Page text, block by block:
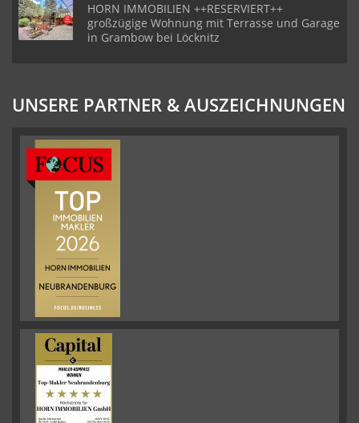
HORN IMMOBILIEN ++RESERVIERT++
großzügige Wohnung mit Terrasse und Garage
in Grambow bei Löcknitz
UNSERE PARTNER & AUSZEICHNUNGEN